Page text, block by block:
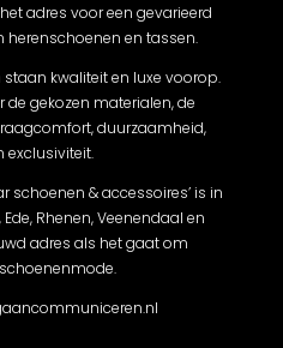
adres voor een gevarieerd
en tassen.
staan kwaliteit en luxe voorop.
gekozen materialen, de
duurzaamheid,
exclusiviteit.
schoenen & accessoires’ is in
Rhenen, Veenendaal en
adres als het gaat om